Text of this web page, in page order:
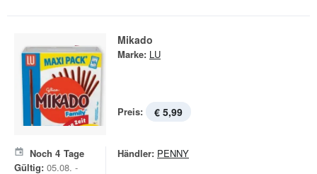
Mikado
Marke: LU
Preis: € 5,99
Noch 4 Tage
Gültig: 05.08. -
Händler: PENNY